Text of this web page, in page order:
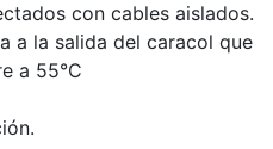
con cables aislados.
a la salida del caracol que
a 55°C